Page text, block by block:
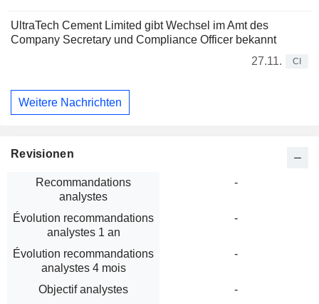
UltraTech Cement Limited gibt Wechsel im Amt des
Company Secretary und Compliance Officer bekannt
27.11.
CI
Weitere Nachrichten
Revisionen
Recommandations
analystes
-
Évolution recommandations
analystes 1 an
-
Évolution recommandations
analystes 4 mois
-
Objectif analystes
-